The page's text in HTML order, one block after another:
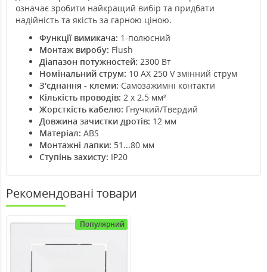
означає зробити найкращий вибір та придбати
надійність та якість за гарною ціною.
Функції вимикача: 1-полюсний
Монтаж виробу: Flush
Діапазон потужностей: 2300 Вт
Номінальний струм: 10 AX 250 V змінний струм
З'єднання - клеми: Самозажимні контакти
Кількість проводів: 2 x 2.5 мм²
Жорсткість кабелю: Гнучкий/Твердий
Довжина зачистки дротів: 12 мм
Матеріал: ABS
Монтажні лапки: 51...80 мм
Ступінь захисту: IP20
Рекомендовані товари
Популярний